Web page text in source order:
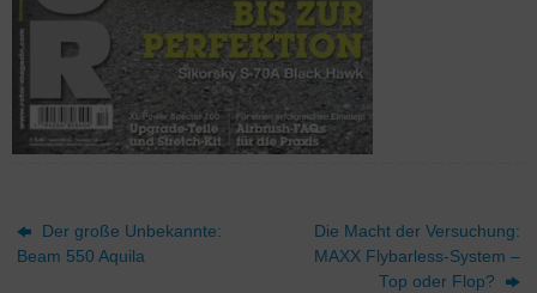
Der große Unbekannte:
Beam 550 Aquila
Die Macht der Versuchung:
MAXX Flybarless-System –
Top oder Flop?